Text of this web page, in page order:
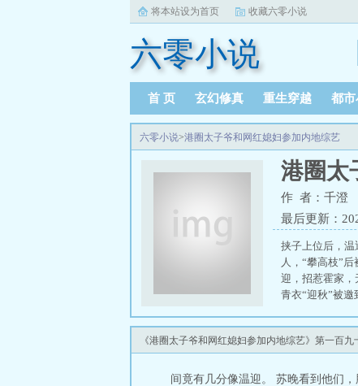
将本站设为首页 收藏六零小说
六零小说
首 页 玄幻修真 重生穿越 都市
六零小说>港圈太子爷和网红媳妇参加内地综艺
港圈太
作 者：千澄
最后更新：
挟子上位后，温
人，“攀高枝”
迎，招惹霍家
青衣“迎秋”被
后，乖软前妻横
《港圈太子爷和网红媳妇参加内地综艺》第一百
间竟有几分像温迎。 苏晚看到他们